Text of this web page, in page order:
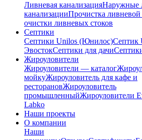
Ливневая канализацияНаружные
канализацииПрочистка ливневой
очистки ливневых стоков
Септики
Септики Unilos (Юнилос)Септик
ЭвостокСептики для дачи
Жироуловители
Жироуловители — каталог
мойкуЖироуловитель для кафе и
ресторановЖироуловитель
промышленныйЖироуловители
Labko
Наши проекты
О компании
Наши